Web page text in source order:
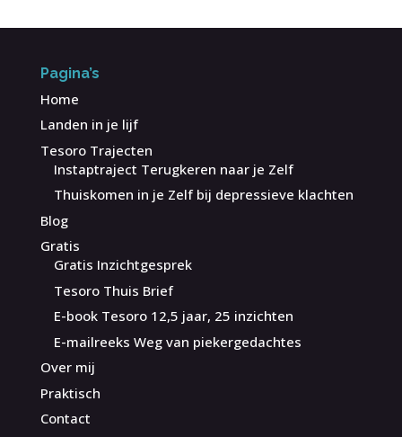
Pagina’s
Home
Landen in je lijf
Tesoro Trajecten
Instaptraject Terugkeren naar je Zelf
Thuiskomen in je Zelf bij depressieve klachten
Blog
Gratis
Gratis Inzichtgesprek
Tesoro Thuis Brief
E-book Tesoro 12,5 jaar, 25 inzichten
E-mailreeks Weg van piekergedachtes
Over mij
Praktisch
Contact